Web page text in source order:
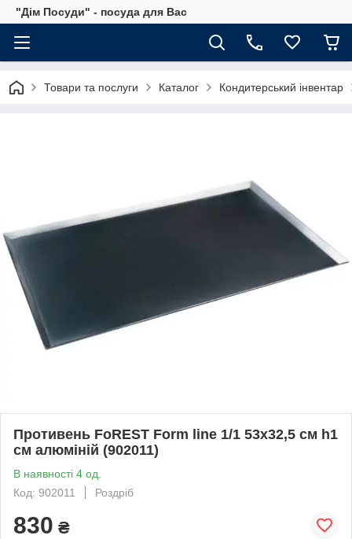
"Дім Посуди" - посуда для Вас
Товари та послуги Каталог Кондитерський інвентар
Противень FoREST Form line 1/1 53х32,5 см h1
см алюміній (902011)
В наявності 4 од.
Код: 902011
Роздріб
830 ₴